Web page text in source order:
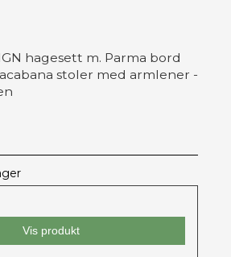
hagesett m. Parma bord
stoler med armlener -
Vis produkt